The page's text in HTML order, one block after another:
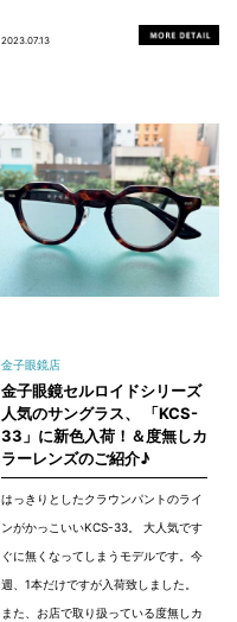
2023.07.13
金子眼鏡店
金子眼鏡セルロイドシリーズ
人気のサングラス、 「KCS-
33」に新色入荷！＆度無しカ
ラーレンズのご紹介♪
はっきりとしたクラウンパントのライ
ンがかっこいいKCS-33。 大人気です
ぐに無くなってしまうモデルです。今
週、1本だけですが入荷致しました。
また、お店で取り扱っている度無しカ